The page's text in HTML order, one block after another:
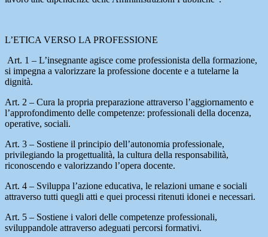
L’ETICA VERSO LA PROFESSIONE
Art. 1 – L’insegnante agisce come professionista della formazione,
si impegna a valorizzare la professione docente e a tutelarne la
dignità.
Art. 2 – Cura la propria preparazione attraverso l’aggiornamento e
l’approfondimento delle competenze: professionali della docenza,
operative, sociali.
Art. 3 – Sostiene il principio dell’autonomia professionale,
privilegiando la progettualità, la cultura della responsabilità,
riconoscendo e valorizzando l’opera docente.
Art. 4 – Sviluppa l’azione educativa, le relazioni umane e sociali
attraverso tutti quegli atti e quei processi ritenuti idonei e necessari.
Art. 5 – Sostiene i valori delle competenze professionali,
sviluppandole attraverso adeguati percorsi formativi.